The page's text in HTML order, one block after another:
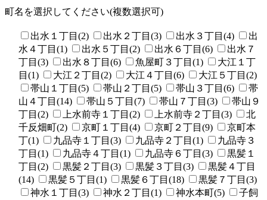
町名を選択してください(複数選択可)
出水１丁目(2) 出水２丁目(3) 出水３丁目(4)
出
水４丁目(1)
出水５丁目(2) 出水６丁目(6)
出水７
丁目(3)
出水８丁目(6) 魚屋町３丁目(1)
大江１丁
目(1)
大江２丁目(2) 大江４丁目(6)
大江５丁目(2)
帯山１丁目(5)
帯山２丁目(5) 帯山３丁目(6)
帯
山４丁目(14)
帯山５丁目(7) 帯山７丁目(3)
帯山９
丁目(2)
上水前寺１丁目(2) 上水前寺２丁目(3)
北
千反畑町(2)
京町１丁目(4) 京町２丁目(9)
京町本
丁(1)
九品寺１丁目(3) 九品寺２丁目(1)
九品寺３
丁目(1)
九品寺４丁目(1) 九品寺６丁目(3)
黒髪１
丁目(2)
黒髪２丁目(3) 黒髪３丁目(3)
黒髪４丁目
(14)
黒髪５丁目(1) 黒髪６丁目(18)
黒髪７丁目(3)
神水１丁目(3)
神水２丁目(1) 神水本町(5)
子飼